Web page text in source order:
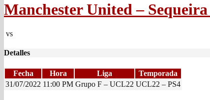
Manchester United –
vs
Detalles
Fecha Hora Liga
Temporada
31/07/2022 11:00 PM Grupo F – UCL22 UCL22 – PS4